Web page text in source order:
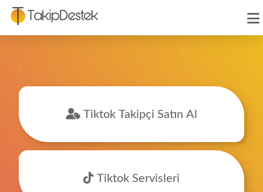
Tiktok Takipçi Satın Al
Tiktok Servisleri